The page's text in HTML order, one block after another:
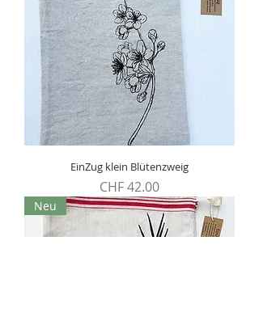
EinZug klein Blütenzweig
Preis
CHF 42.00
Neu